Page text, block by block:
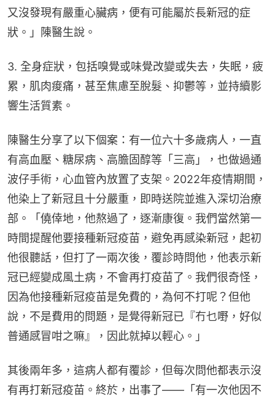
又沒發現有嚴重心臟病，便有可能屬於長新冠的症
狀。」陳醫生說。
3. 全身症狀，包括嗅覺或味覺改變或失去，失眠，疲
累，肌肉痠痛，甚至焦慮至脫髮、抑鬱等，並持續影
響生活質素。
陳醫生分享了以下個案：有一位六十多歲病人，一直
有高血壓、糖尿病、高膽固醇等「三高」，也做過通
波仔手術，心血管內放置了支架。2022年疫情期間，
他染上了新冠且十分嚴重，即時送院並進入深切治療
部。「僥倖地，他熬過了，逐漸康復。我們當然第一
時間提醒他要接種新冠疫苗，避免再感染新冠，起初
他很聽話，但打了一兩次後，覆診時問他，他表示新
冠已經變成風土病，不會再打疫苗了。我們很奇怪，
因為他接種新冠疫苗是免費的，為何不打呢？但他
說，不是費用的問題，是覺得新冠已『冇乜嘢，好似
普通感冒咁之嘛』，因此就掉以輕心。」
其後兩年多，這病人都有覆診，但每次問他都表示沒
有再打新冠疫苗。終於，出事了——「有一次他因不